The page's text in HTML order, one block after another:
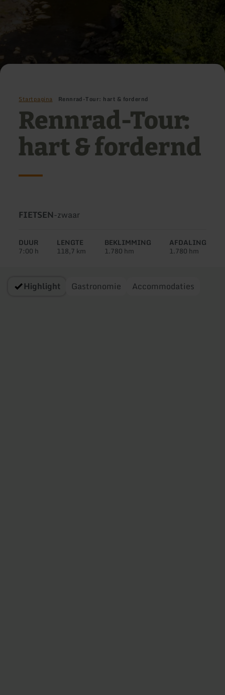
Startpagina Rennrad-Tour: hart & fordernd
Rennrad-Tour:
hart & fordernd
Soort
FIETSEN-Moeilijkheidsgraad:
zwaar
DUUR
7:00 h
LENGTE
118,7 km
BEKLIMMING
1.780 hm
AFDALING
1.780 hm
Highlight Gastronomie Accommodaties